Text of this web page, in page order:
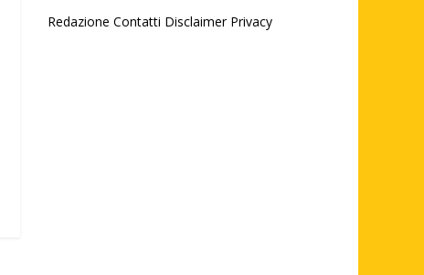
Redazione Contatti Disclaimer Privacy